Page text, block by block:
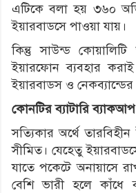
এটিকে বলা হয় ৩৬০
ইয়ারবাডসে পাওয়া যায়।
কিন্তু সাউন্ড
ইয়ারফোন ব্যবহার করাই
ইয়ারবাডস ও
কোনটির ব্যাটারি
সত্যিকার অর্থে
সীমিত। যেহেতু
যাতে পকেটে অনায়াসে
বেশি ভারী হলে কাঁধে